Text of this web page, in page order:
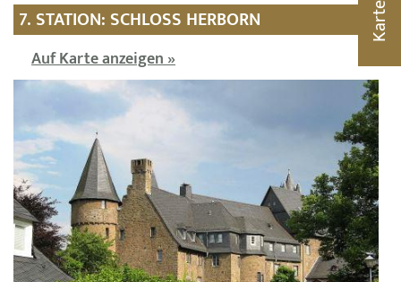
7. STATION: SCHLOSS HERBORN
Auf Karte anzeigen »
Karte